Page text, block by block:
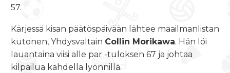
57.
Kärjessä kisan päätöspäivään lähtee maailmanlistan
kutonen, Yhdysvaltain Collin Morikawa. Hän löi
lauantaina viisi alle par -tuloksen 67 ja johtaa
kilpailua kahdella lyönnillä.